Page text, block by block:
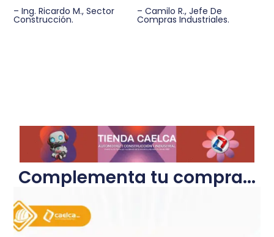
– Ing. Ricardo M., Sector
Construcción.
– Camilo R., Jefe De
Compras Industriales.
Complementa tu compra...